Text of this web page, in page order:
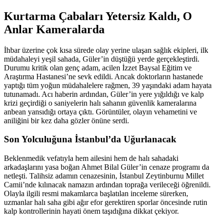
Kurtarma Çabaları Yetersiz Kaldı, O
Anlar Kameralarda
İhbar üzerine çok kısa sürede olay yerine ulaşan sağlık ekipleri, ilk
müdahaleyi yeşil sahada, Güler’in düştüğü yerde gerçekleştirdi.
Durumu kritik olan genç adam, acilen İzzet Baysal Eğitim ve
Araştırma Hastanesi’ne sevk edildi. Ancak doktorların hastanede
yaptığı tüm yoğun müdahalelere rağmen, 39 yaşındaki adam hayata
tutunamadı. Acı haberin ardından, Güler’in yere yığıldığı ve kalp
krizi geçirdiği o saniyelerin halı sahanın güvenlik kameralarına
anbean yansıdığı ortaya çıktı. Görüntüler, olayın vehametini ve
aniliğini bir kez daha gözler önüne serdi.
Son Yolculuğuna İstanbul’da Uğurlanacak
Beklenmedik vefatıyla hem ailesini hem de halı sahadaki
arkadaşlarını yasa boğan Ahmet Bilal Güler’in cenaze programı da
netleşti. Talihsiz adamın cenazesinin, İstanbul Zeytinburnu Millet
Camii’nde kılınacak namazın ardından toprağa verileceği öğrenildi.
Olayla ilgili resmi makamlarca başlatılan inceleme sürerken,
uzmanlar halı saha gibi ağır efor gerektiren sporlar öncesinde rutin
kalp kontrollerinin hayati önem taşıdığına dikkat çekiyor.